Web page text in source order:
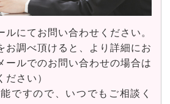
ルにてお問い合わせください。
お調べ頂けると、より詳細にお
ールでのお問い合わせの場合は
ださい）
ですので、いつでもご相談く